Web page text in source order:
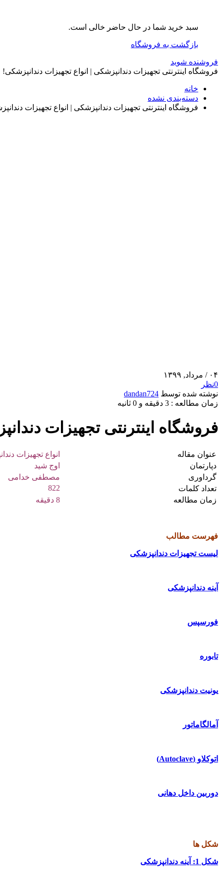
سبد خرید شما در حال حاضر خالی است.
بازگشت به فروشگاه
فروشنده شوید
فروشگاه اینترنتی تجهیزات دندانپزشکی | انواع تجهیزات دندانپزشکی!
خانه
دسته‌بندی نشده
فروشگاه اینترنتی تجهیزات دندانپزشکی | انواع تجهیزات
۰۴ / مرداد, ۱۳۹۹
0نظر
نوشته شده توسط dandan724
زمان مطالعه : 3 دقیقه و 0 ثانیه
فروشگاه اینترنتی تجهیزات
عنوان مقاله
انواع تجهیزات
دپارتمان
اوج شید
گرداوری
مصطفی خدامی
تعداد کلمات
822
زمان مطالعه
8 دقیقه
فهرست مطالب
لیست تجهیزات دندانپزشکی
آینه دندانپزشکی
فورسپس
تابوره
یونیت دندانپزشکی
آمالگاماتور
اتوکلاو (Autoclave
)
دوربین داخل دهانی
شکل ها
شکل 1 : آینه دندانپزشکی